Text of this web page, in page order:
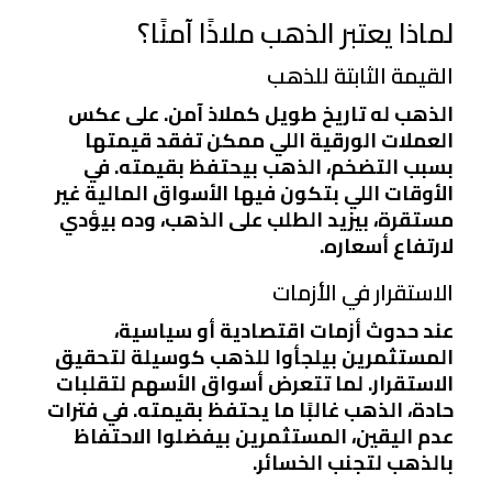
لماذا يعتبر الذهب ملاذًا آمنًا؟
القيمة الثابتة للذهب
الذهب له تاريخ طويل كملاذ آمن. على عكس
العملات الورقية اللي ممكن تفقد قيمتها
بسبب التضخم، الذهب بيحتفظ بقيمته. في
الأوقات اللي بتكون فيها الأسواق المالية غير
مستقرة، بيزيد الطلب على الذهب، وده بيؤدي
لارتفاع أسعاره.
الاستقرار في الأزمات
عند حدوث أزمات اقتصادية أو سياسية،
المستثمرين بيلجأوا للذهب كوسيلة لتحقيق
الاستقرار. لما تتعرض أسواق الأسهم لتقلبات
حادة، الذهب غالبًا ما يحتفظ بقيمته. في فترات
عدم اليقين، المستثمرين بيفضلوا الاحتفاظ
بالذهب لتجنب الخسائر.